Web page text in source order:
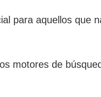
para aquellos que
motores de